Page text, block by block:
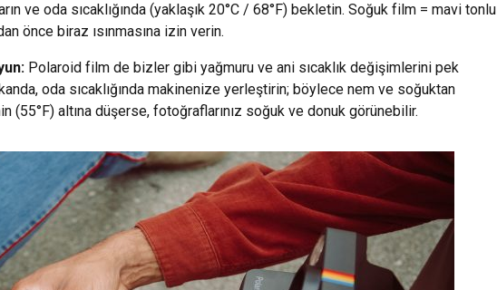
ve oda sıcaklığında (yaklaşık 20°C / 68°F) bekletin. Soğuk film = mavi tonlu
önce biraz ısınmasına izin verin.
Polaroid film de bizler gibi yağmuru ve ani sıcaklık değişimlerini pek
oda sıcaklığında makinenize yerleştirin; böylece nem ve soğuktan
(55°F) altına düşerse, fotoğraflarınız soğuk ve donuk görünebilir.